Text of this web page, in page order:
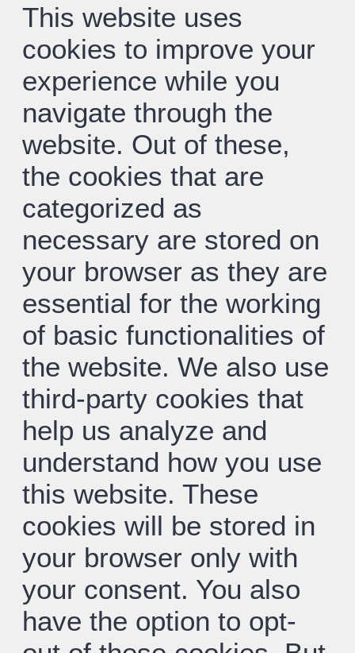
This website uses
cookies to improve your
experience while you
navigate through the
website. Out of these,
the cookies that are
categorized as
necessary are stored on
your browser as they are
essential for the working
of basic functionalities of
the website. We also use
third-party cookies that
help us analyze and
understand how you use
this website. These
cookies will be stored in
your browser only with
your consent. You also
have the option to opt-